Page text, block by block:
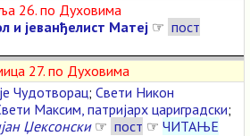
26. по Духовима
и јеванђелист Матеј ☞ пост
27. по Духовима
Чудотворац; Свети Никон
Максим, патријарх цариградски;
Џексонски☞ пост ☞ ЧИТАЊЕ